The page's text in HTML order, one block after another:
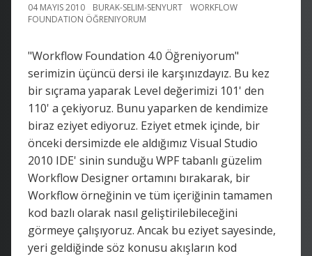
04 MAYIS 2010 BURAK-SELIM-SENYURT
WORKFLOW
FOUNDATION ÖĞRENIYORUM
"Workflow Foundation 4.0 Öğreniyorum"
serimizin üçüncü dersi ile karşınızdayız. Bu kez
bir sıçrama yaparak Level değerimizi 101' den
110' a çekiyoruz. Bunu yaparken de kendimize
biraz eziyet ediyoruz. Eziyet etmek içinde, bir
önceki dersimizde ele aldığımız Visual Studio
2010 IDE' sinin sunduğu WPF tabanlı güzelim
Workflow Designer ortamını bırakarak, bir
Workflow örneğinin ve tüm içeriğinin tamamen
kod bazlı olarak nasıl geliştirilebileceğini
görmeye çalışıyoruz. Ancak bu eziyet sayesinde,
yeri geldiğinde söz konusu akışların kod